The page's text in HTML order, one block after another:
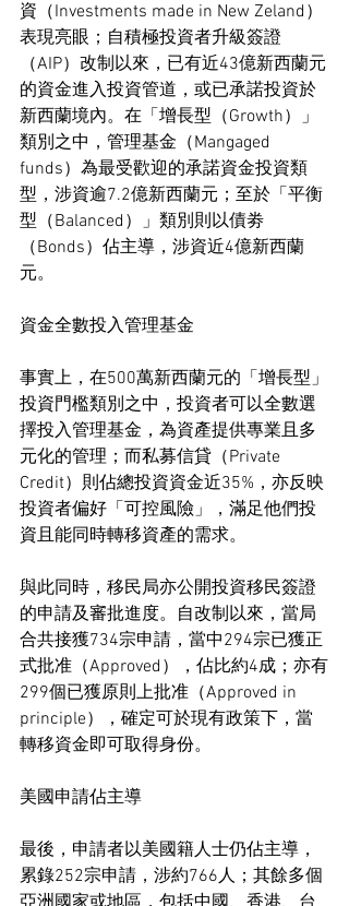
資（Investments made in New Zeland）
表現亮眼；自積極投資者升級簽證
（AIP）改制以來，已有近43億新西蘭元
的資金進入投資管道，或已承諾投資於
新西蘭境內。在「增長型（Growth）」
類別之中，管理基金（Mangaged
funds）為最受歡迎的承諾資金投資類
型，涉資逾7.2億新西蘭元；至於「平衡
型（Balanced）」類別則以債劵
（Bonds）佔主導，涉資近4億新西蘭
元。
資金全數投入管理基金
事實上，在500萬新西蘭元的「增長型」
投資門檻類別之中，投資者可以全數選
擇投入管理基金，為資產提供專業且多
元化的管理；而私募信貸（Private
Credit）則佔總投資資金近35%，亦反映
投資者偏好「可控風險」，滿足他們投
資且能同時轉移資產的需求。
與此同時，移民局亦公開投資移民簽證
的申請及審批進度。自改制以來，當局
合共接獲734宗申請，當中294宗已獲正
式批准（Approved），佔比約4成；亦有
299個已獲原則上批准（Approved in
principle），確定可於現有政策下，當
轉移資金即可取得身份。
美國申請佔主導
最後，申請者以美國籍人士仍佔主導，
累錄252宗申請，涉約766人；其餘多個